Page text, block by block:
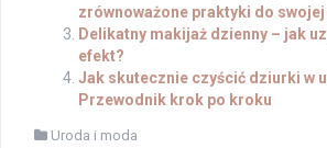
zrównoważone praktyki do
Delikatny makijaż dzienny – jak
efekt?
Jak skutecznie czyścić dziurki w
Przewodnik krok po kroku
Uroda i moda